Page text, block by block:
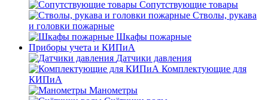
Сопутствующие товары
Стволы, рукава
и головки пожарные
Шкафы пожарные
Приборы учета и КИПиА
Датчики давления
Комплектующие для
КИПиА
Манометры